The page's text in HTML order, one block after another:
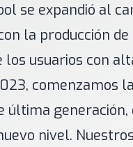
se expandió al
la producción
los usuarios con
comenzamos
última
nivel.